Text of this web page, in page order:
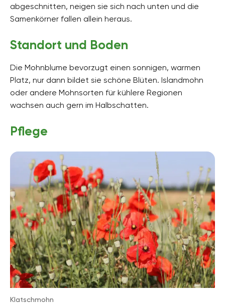
abgeschnitten, neigen sie sich nach unten und die
Samenkörner fallen allein heraus.
Standort und Boden
Die Mohnblume bevorzugt einen sonnigen, warmen
Platz, nur dann bildet sie schöne Blüten. Islandmohn
oder andere Mohnsorten für kühlere Regionen
wachsen auch gern im Halbschatten.
Pflege
Klatschmohn